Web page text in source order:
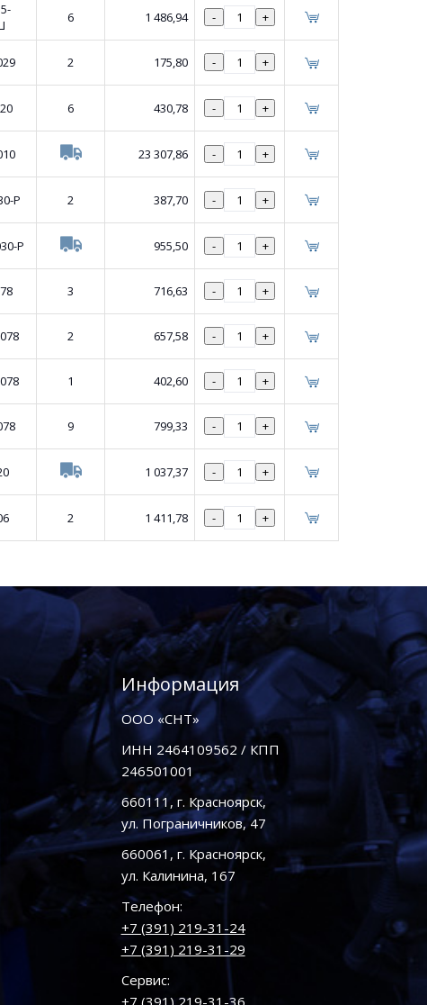
6 1 486,94 - +
2 175,80 - +
6 430,78 - +
23 307,86 - +
Р 2 387,70 - +
Р 955,50 - +
3 716,63 - +
2 657,58 - +
1 402,60 - +
9 799,33 - +
1 037,37 - +
2 1 411,78 - +
Информация
ООО «СНТ»
ИНН 2464109562 / КПП
246501001
660111, г. Красноярск,
ул. Пограничников, 47
660061, г. Красноярск,
ул. Калинина, 167
Телефон:
+7 (391) 219-31-24
+7 (391) 219-31-29
Сервис:
+7 (391) 219-31-36